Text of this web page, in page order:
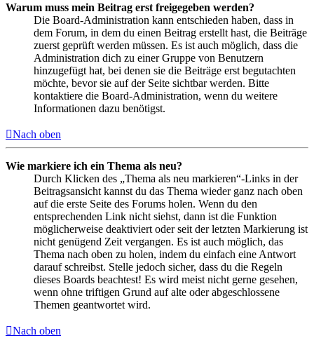
Warum muss mein Beitrag erst freigegeben werden?
Die Board-Administration kann entschieden haben, dass in
dem Forum, in dem du einen Beitrag erstellt hast, die Beiträge
zuerst geprüft werden müssen. Es ist auch möglich, dass die
Administration dich zu einer Gruppe von Benutzern
hinzugefügt hat, bei denen sie die Beiträge erst begutachten
möchte, bevor sie auf der Seite sichtbar werden. Bitte
kontaktiere die Board-Administration, wenn du weitere
Informationen dazu benötigst.
Nach oben
Wie markiere ich ein Thema als neu?
Durch Klicken des „Thema als neu markieren“-Links in der
Beitragsansicht kannst du das Thema wieder ganz nach oben
auf die erste Seite des Forums holen. Wenn du den
entsprechenden Link nicht siehst, dann ist die Funktion
möglicherweise deaktiviert oder seit der letzten Markierung ist
nicht genügend Zeit vergangen. Es ist auch möglich, das
Thema nach oben zu holen, indem du einfach eine Antwort
darauf schreibst. Stelle jedoch sicher, dass du die Regeln
dieses Boards beachtest! Es wird meist nicht gerne gesehen,
wenn ohne triftigen Grund auf alte oder abgeschlossene
Themen geantwortet wird.
Nach oben